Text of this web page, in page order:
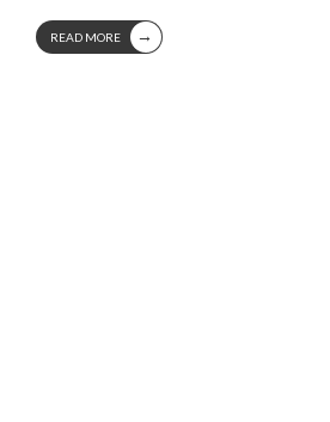
READ MORE →